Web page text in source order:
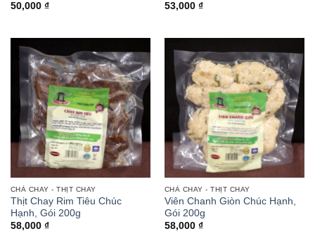
50,000 ₫
53,000 ₫
CHẢ CHAY - THỊT CHAY
Thịt Chay Rim Tiêu Chúc
Hạnh, Gói 200g
58,000 ₫
CHẢ CHAY - THỊT CHAY
Viên Chanh Giòn Chúc Hạnh,
Gói 200g
58,000 ₫